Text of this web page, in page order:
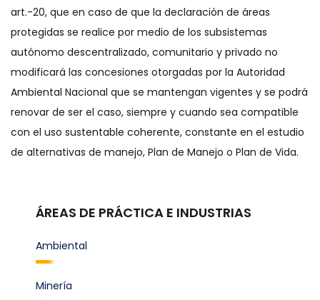
art.-20, que en caso de que la declaración de áreas
protegidas se realice por medio de los subsistemas
autónomo descentralizado, comunitario y privado no
modificará las concesiones otorgadas por la Autoridad
Ambiental Nacional que se mantengan vigentes y se podrá
renovar de ser el caso, siempre y cuando sea compatible
con el uso sustentable coherente, constante en el estudio
de alternativas de manejo, Plan de Manejo o Plan de Vida.
ÁREAS DE PRÁCTICA E INDUSTRIAS
Ambiental
Minería